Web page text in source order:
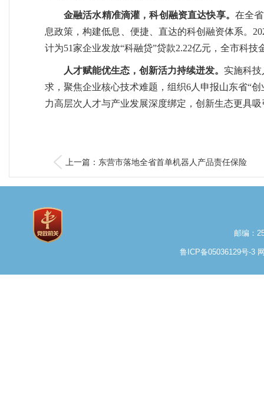
金融活水精准滴灌，科创融资直达快享。 在全
息政策，构建低息、便捷、直达的科创融资体系。
计为51家企业发放“科融贷”贷款2.22亿元，全市科技
人才赋能优生态，创新活力持续迸发。 实施科
求，聚焦企业核心技术难题，组织6人申报山东省“
力高层次人才与产业发展深度绑定，创新生态更具
上一篇：东营市落地全省首单机器人产品责任保险
邮编：
鲁ICP备05036129号-3